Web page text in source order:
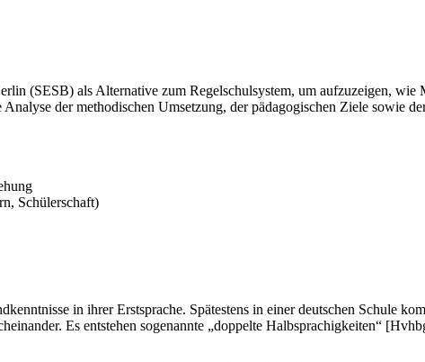
(SESB) als Alternative zum Regelschulsystem, um aufzuzeigen,
der methodischen Umsetzung, der pädagogischen Ziele sowie
Schülerschaft)
in ihrer Erstsprache. Spätestens in einer deutschen Schule
Es entstehen sogenannte „doppelte Halbsprachigkeiten“